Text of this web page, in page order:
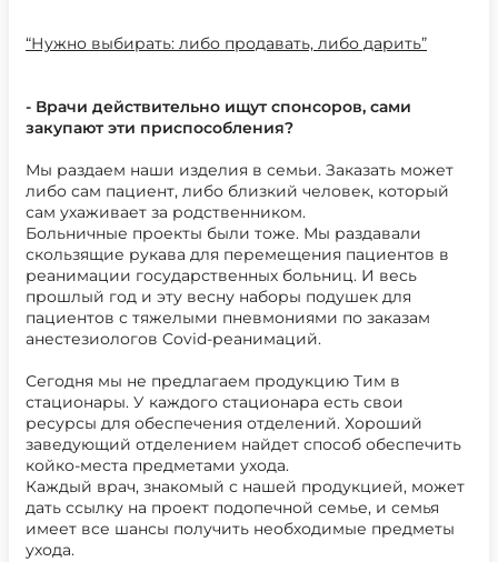
“Нужно выбирать: либо продавать, либо дарить”
- Врачи действительно ищут спонсоров, сами
закупают эти приспособления?
Мы раздаем наши изделия в семьи. Заказать может
либо сам пациент, либо близкий человек, который
сам ухаживает за родственником.
Больничные проекты были тоже. Мы раздавали
скользящие рукава для перемещения пациентов в
реанимации государственных больниц. И весь
прошлый год и эту весну наборы подушек для
пациентов с тяжелыми пневмониями по заказам
анестезиологов Covid-реанимаций.
Сегодня мы не предлагаем продукцию Тим в
стационары. У каждого стационара есть свои
ресурсы для обеспечения отделений. Хороший
заведующий отделением найдет способ обеспечить
койко-места предметами ухода.
Каждый врач, знакомый с нашей продукцией, может
дать ссылку на проект подопечной семье, и семья
имеет все шансы получить необходимые предметы
ухода.